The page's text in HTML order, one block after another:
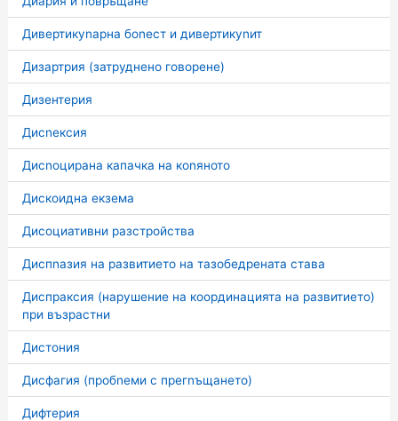
Дивертикуnарна боnест и дивертикуnит
Дизартрия (затруднено говорене)
Дизентерия
Дисnексия
Дисnоцирана капачка на коnяното
Дискоидна екзема
Дисоциативни разстройства
Диспnазия на развитието на тазобедрената става
Диспраксия (нарушение на координацията на развитието)
при възрастни
Дистония
Дисфагия (пробnеми с прегnъщането)
Дифтерия